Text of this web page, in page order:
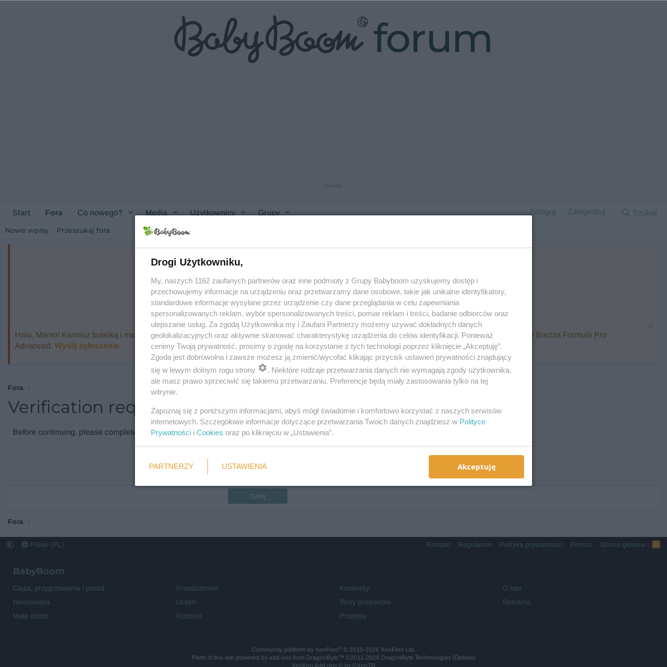
forum
Start Fora Co nowego? Media Użytkownicy Grupy Zaloguj Zarejestruj Szukaj
Nowe wpisy Przeszukaj fora
Halo, Mamo! Karmisz butelką i marzysz o ekspresie, który przygotuje mleko w kilka sekund? Opowiedz historię nocnego karmienia i zawalcz o Baby Brezza Formula Pro
Advanced. Wyślij zgłoszenie
reklama
Fora
Verification required
Before continuing, please complete the verification check.
Weryfikacja
Wymagane
Dalej
Fora
Polski (PL) Kontakt Regulamin Polityka prywatności Pomoc Strona główna
R
BabyBoom
Ciąża, przygotowania i poród
Niemowlęta
Małe dzieci
Przedszkolak
Uczeń
Rodzina
Konkursy
Testy produktów
Przepisy
O nas
Reklama
Community platform by XenForo® © 2010-2026 XenForo Ltd.
Parts of this site powered by add-ons from DragonByte™ ©2011-2026 DragonByte Technologies(Details)
Xenforo Add-ons© by ©XenTR
Drogi Użytkowniku,
My, naszych 1162 zaufanych partnerów oraz inne podmioty z Grupy Babyboom uzyskujemy dostęp i
przechowujemy informacje na urządzeniu oraz przetwarzamy dane osobowe, takie jak unikalne identyfikatory,
standardowe informacje wysyłane przez urządzenie czy dane przeglądania w celu zapewniania
spersonalizowanych reklam, wybór spersonalizowanych treści, pomiar reklam i treści, badanie odbiorców oraz
ulepszanie usług. Za zgodą Użytkownika my i Zaufani Partnerzy możemy używać dokładnych danych
geolokalizacyjnych oraz aktywnie skanować charakterystykę urządzenia do celów identyfikacji. Ponieważ
cenimy Twoją prywatność, prosimy o zgodę na korzystanie z tych technologii poprzez kliknięcie „Akceptuję”.
Zgoda jest dobrowolna i zawsze możesz ją zmienić/wycofać klikając przycisk ustawień prywatności znajdujący
się w lewym dolnym rogu strony
. Niektóre rodzaje przetwarzania danych nie wymagają zgody użytkownika,
ale masz prawo sprzeciwić się takiemu przetwarzaniu. Preferencje będą miały zastosowania tylko na tej
witrynie.
Zapoznaj się z poniższymi informacjami, abyś mógł świadomie i komfortowo korzystać z naszych serwisów
internetowych. Szczegółowe informacje dotyczące przetwarzania Twoich danych znajdziesz w Polityce
Prywatności i Cookies oraz po kliknięciu w „Ustawienia”.
PARTNERZY USTAWIENIA Akceptuję